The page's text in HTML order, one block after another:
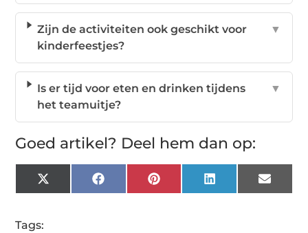
Zijn de activiteiten ook geschikt voor
kinderfeestjes?
▼
Is er tijd voor eten en drinken tijdens
het teamuitje?
▼
Goed artikel? Deel hem dan op:
X
(Twitter)
FacebookPinterestLinkedIn Email
Tags: